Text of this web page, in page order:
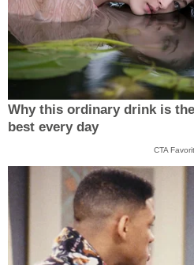
Why this ordinary drink is
best every day
CTA